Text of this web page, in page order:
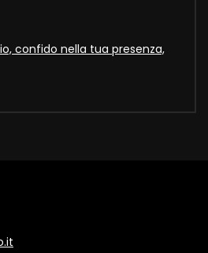
confido nella tua presenza,